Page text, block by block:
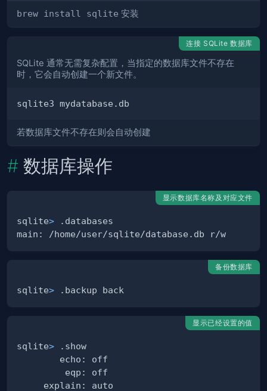
brew install sqlite 安装
连接 SQLite 数据库
SQLite 通常无需复杂配置，当指定的数据库文件不存在
时，它会自动创建一个新文件。
若数据库文件不存在则会自动创建
数据库操作
显示数据库名称及对应文件
sqlite>
备份数据库
sqlite>
显示已经设置的值
sqlite>